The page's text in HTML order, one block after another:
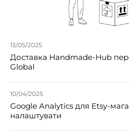
13/05/2025
Доставка Handmade-Hub
Global
10/04/2025
Google Analytics для Etsy-
налаштувати